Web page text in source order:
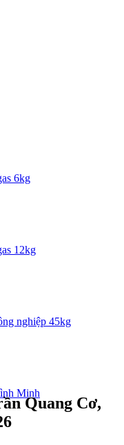
6kg
12kg
nghiệp 45kg
Minh
Quang Cơ,